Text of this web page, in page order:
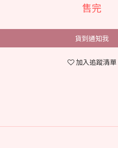
售完
貨到通知我
加入追蹤清單